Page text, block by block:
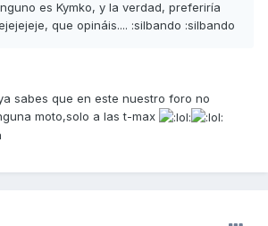
es Kymko, y la verdad, preferiría
que opináis.... :silbando :silbando
sabes que en este nuestro foro no
moto,solo a las t-max